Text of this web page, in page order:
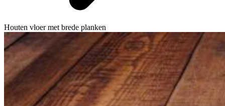
Houten vloer met brede planken